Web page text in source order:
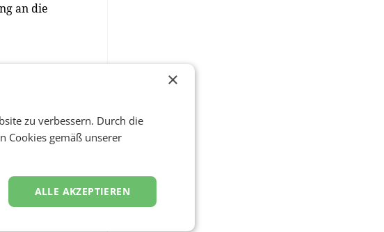
an die
×
zu verbessern. Durch die
Cookies gemäß unserer
ALLE AKZEPTIEREN